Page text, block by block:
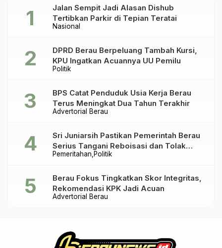
Nasional
Jalan Sempit Jadi Alasan Dishub
Tertibkan Parkir di Tepian Teratai
Politik
DPRD Berau Berpeluang Tambah Kursi,
KPU Ingatkan Acuannya UU Pemilu
Advertorial Berau
BPS Catat Penduduk Usia Kerja Berau
Terus Meningkat Dua Tahun Terakhir
Pemeritahan Politik
Sri Juniarsih Pastikan Pemerintah Berau
Serius Tangani Reboisasi dan Tolak
Praktik Ilegal
Advertorial Berau
Berau Fokus Tingkatkan Skor Integritas,
Rekomendasi KPK Jadi Acuan